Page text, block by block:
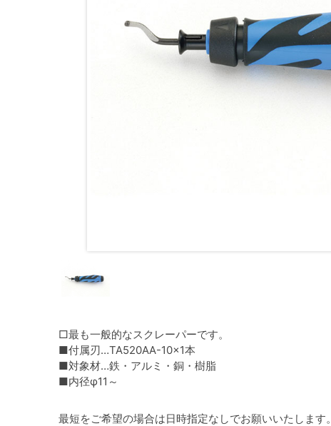
□最も一般的なスクレーパーです。
■付属刃…TA520AA-10×1本
■対象材…鉄・アルミ・銅・樹脂
■内径φ11～
最短をご希望の場合は日時指定なしでお願いいたします。